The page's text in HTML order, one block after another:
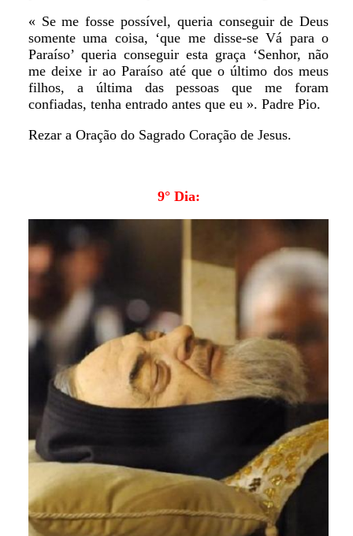
« Se me fosse possível, queria conseguir de Deus
somente uma coisa, ‘que me disse-se Vá para o
Paraíso’ queria conseguir esta graça ‘Senhor, não
me deixe ir ao Paraíso até que o último dos meus
filhos, a última das pessoas que me foram
confiadas, tenha entrado antes que eu ». Padre Pio.
Rezar a Oração do Sagrado Coração de Jesus.
9° Dia: